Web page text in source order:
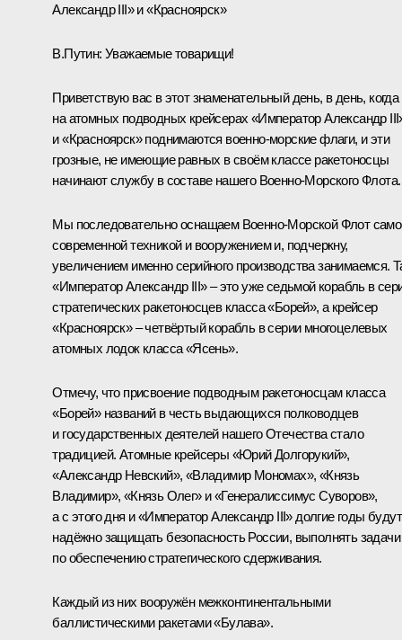
Александр III» и «Красноярск»
В.Путин: Уважаемые товарищи!
Приветствую вас в этот знаменательный день, в день, когда
на атомных подводных крейсерах «Император Александр
и «Красноярск» поднимаются военно-морские флаги, и эти
грозные, не имеющие равных в своём классе ракетоносцы
начинают службу в составе нашего Военно-Морского Флота.
Мы последовательно оснащаем Военно-Морской Флот
современной техникой и вооружением и, подчеркну,
увеличением именно серийного производства занимаемся.
«Император Александр III» – это уже седьмой корабль в
стратегических ракетоносцев класса «Борей», а крейсер
«Красноярск» – четвёртый корабль в серии многоцелевых
атомных лодок класса «Ясень».
Отмечу, что присвоение подводным ракетоносцам класса
«Борей» названий в честь выдающихся полководцев
и государственных деятелей нашего Отечества стало
традицией. Атомные крейсеры «Юрий Долгорукий»,
«Александр Невский», «Владимир Мономах», «Князь
Владимир», «Князь Олег» и «Генералиссимус Суворов»,
а с этого дня и «Император Александр III» долгие годы будут
надёжно защищать безопасность России, выполнять задачи
по обеспечению стратегического сдерживания.
Каждый из них вооружён межконтинентальными
баллистическими ракетами «Булава».